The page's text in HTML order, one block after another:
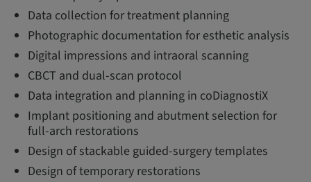
Data collection for treatment planning
Photographic documentation for esthetic analysis
Digital impressions and intraoral scanning
CBCT and dual-scan protocol
Data integration and planning in coDiagnostiX
Implant positioning and abutment selection for
full-arch restorations
Design of stackable guided-surgery templates
Design of temporary restorations